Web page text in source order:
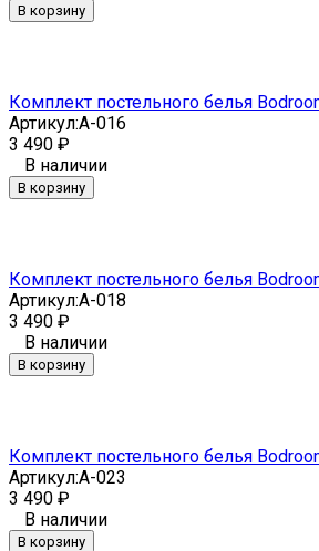
В корзину
Комплект постельного белья
Артикул:A-016
3 490 ₽
В наличии
В корзину
Комплект постельного белья
Артикул:A-018
3 490 ₽
В наличии
В корзину
Комплект постельного белья
Артикул:A-023
3 490 ₽
В наличии
В корзину